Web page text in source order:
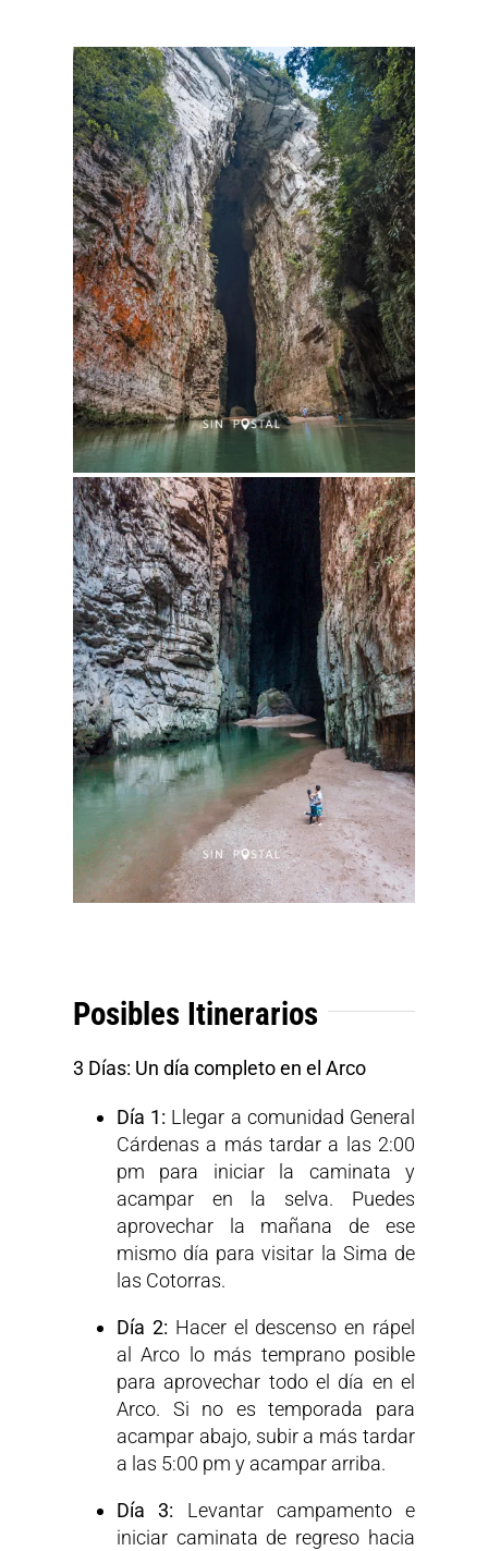
Posibles Itinerarios
3 Días: Un día completo en el Arco
Día 1: Llegar a comunidad General
Cárdenas a más tardar a las 2:00
pm para iniciar la caminata y
acampar en la selva. Puedes
aprovechar la mañana de ese
mismo día para visitar la Sima de
las Cotorras.
Día 2: Hacer el descenso en rápel
al Arco lo más temprano posible
para aprovechar todo el día en el
Arco. Si no es temporada para
acampar abajo, subir a más tardar
a las 5:00 pm y acampar arriba.
Día 3: Levantar campamento e
iniciar caminata de regreso hacia